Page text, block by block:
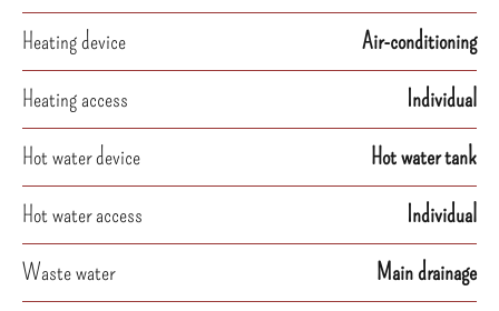
Heating device
Air-conditioning
Heating access
Individual
Hot water device
Hot water tank
Hot water access
Individual
Waste water
Main drainage